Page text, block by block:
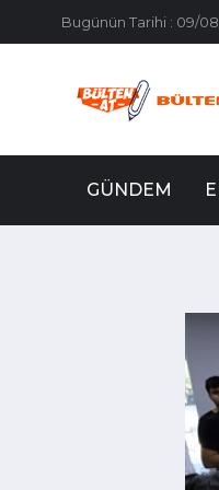
Bugünün Tarihi : 09/
GÜNDEM